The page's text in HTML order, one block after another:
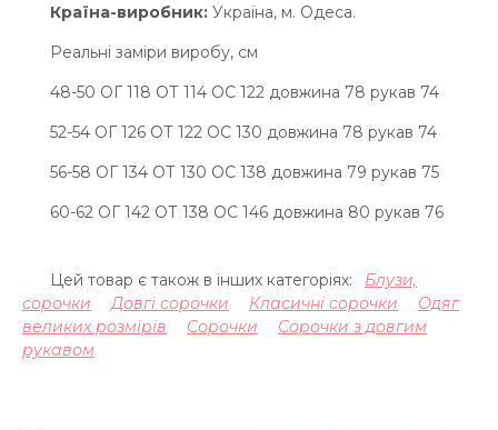
Країна-виробник: Україна, м. Одеса.
Реальні заміри виробу, см
48-50 ОГ 118 ОТ 114 ОС 122 довжина 78 рукав 74
52-54 ОГ 126 ОТ 122 ОС 130 довжина 78 рукав 74
56-58 ОГ 134 ОТ 130 ОС 138 довжина 79 рукав 75
60-62 ОГ 142 ОТ 138 ОС 146 довжина 80 рукав 76
Цей товар є також в інших категоріях:
Блузи,
сорочки
Довгі сорочки Класичні сорочки
Одяг
великих розмірів
Сорочки
Сорочки з довгим
рукавом